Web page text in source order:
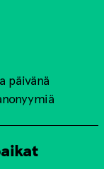
päivänä